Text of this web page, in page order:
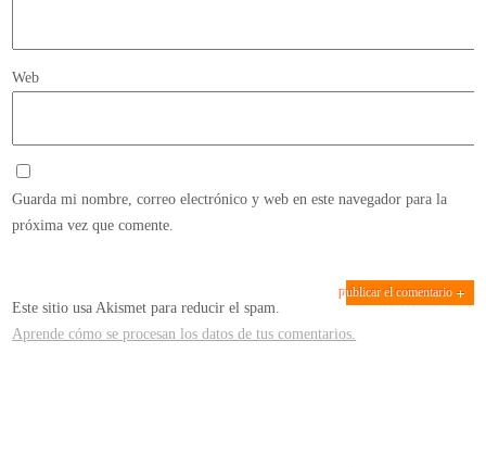
Web
Guarda mi nombre, correo electrónico y web en este navegador para la
próxima vez que comente.
Este sitio usa Akismet para reducir el spam.
Aprende cómo se procesan los datos de tus comentarios.